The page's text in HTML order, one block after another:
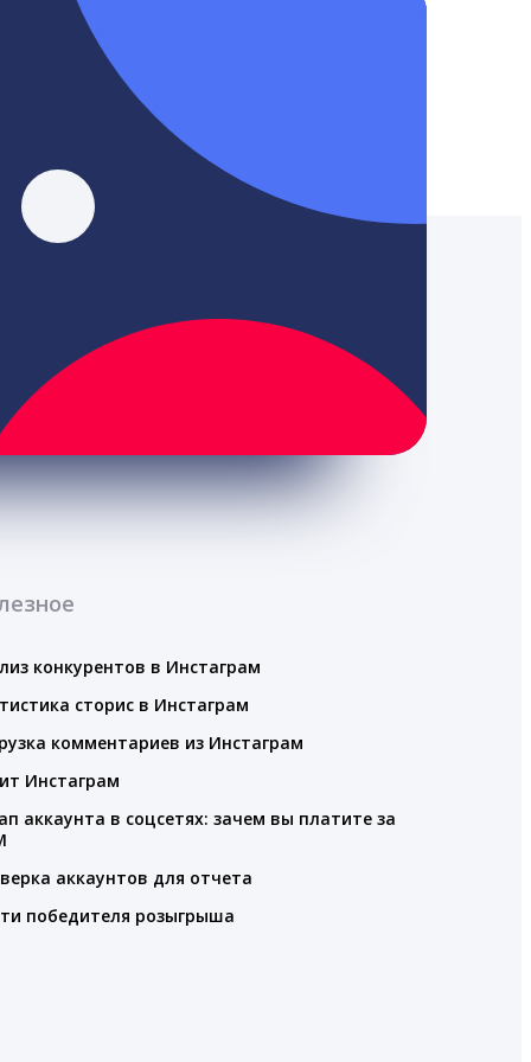
конкурентов в Инстаграм
сторис в Инстаграм
комментариев из Инстаграм
Инстаграм
аккаунта в соцсетях: зачем вы платите за
аккаунтов для отчета
победителя розыгрыша